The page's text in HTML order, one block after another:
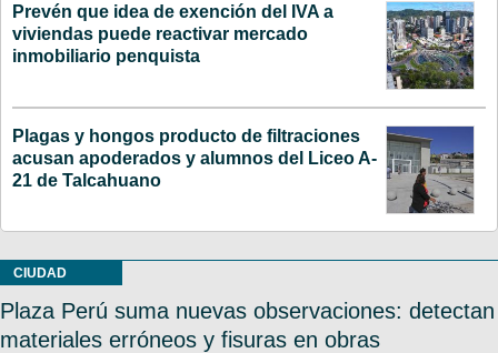
Prevén que idea de exención del IVA a
viviendas puede reactivar mercado
inmobiliario penquista
Plagas y hongos producto de filtraciones
acusan apoderados y alumnos del Liceo A-
21 de Talcahuano
CIUDAD
Plaza Perú suma nuevas observaciones: detectan
materiales erróneos y fisuras en obras